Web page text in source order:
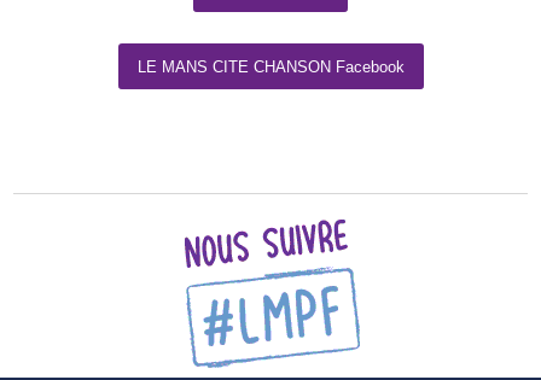
LE MANS CITE CHANSON Facebook